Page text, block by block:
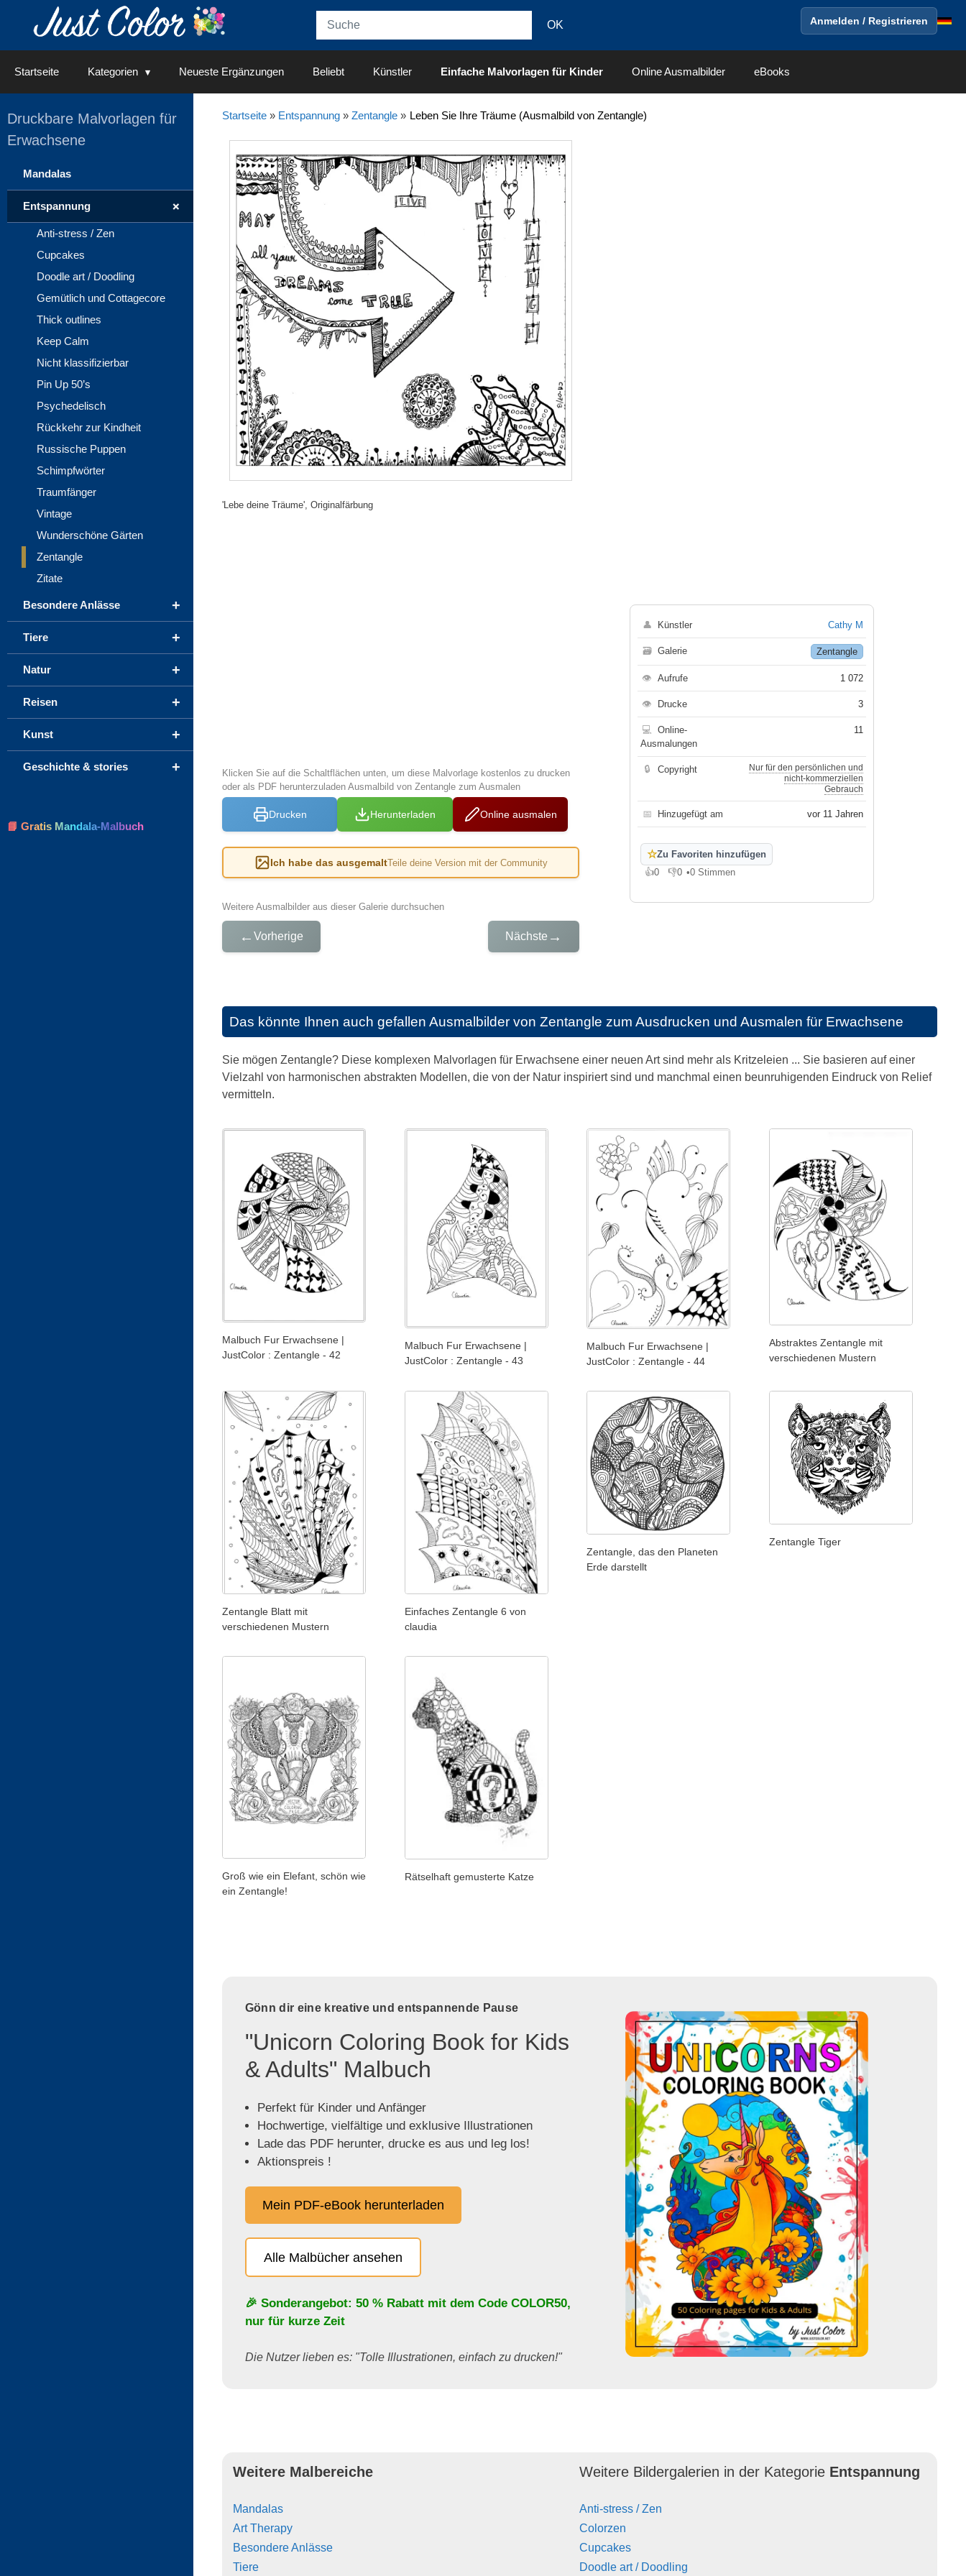
Anmelden / Registrieren
Startseite Kategorien Neueste Ergänzungen Beliebt Künstler Einfache Malvorlagen für Kinder Online Ausmalbilder eBooks
Startseite» Entspannung» Zentangle» Leben Sie Ihre Träume (Ausmalbild von Zentangle)
'Lebe deine Träume', Originalfärbung
Klicken Sie auf die Schaltflächen unten, um diese Malvorlage kostenlos zu drucken
oder als PDF herunterzuladen Ausmalbild von Zentangle zum Ausmalen
Drucken Herunterladen Online ausmalen
Ich habe das ausgemaltTeile deine Version mit der Community
Weitere Ausmalbilder aus dieser Galerie durchsuchen
← Vorherige Nächste →
👤 Künstler Cathy M
🗃 Galerie Zentangle
👁 Aufrufe 1 072
👁 Drucke 3
💻
Online-
Ausmalungen
11
🔒 Copyright
Nur für den persönlichen und
nicht-kommerziellen
Gebrauch
📅 Hinzugefügt am vor 11 Jahren
☆Zu Favoriten hinzufügen
👍0
Gefällt mir
👎0
Gefällt mir nicht
•0 Stimmen
Das könnte Ihnen auch gefallen Ausmalbilder von Zentangle zum Ausdrucken und Ausmalen für Erwachsene
Sie mögen Zentangle? Diese komplexen Malvorlagen für Erwachsene einer neuen Art sind mehr als Kritzeleien ... Sie basieren auf einer
Vielzahl von harmonischen abstrakten Modellen, die von der Natur inspiriert sind und manchmal einen beunruhigenden Eindruck von Relief
vermitteln.
Malbuch Fur Erwachsene |
JustColor : Zentangle - 42
Malbuch Fur Erwachsene |
JustColor : Zentangle - 43
Malbuch Fur Erwachsene |
JustColor : Zentangle - 44
Abstraktes Zentangle mit
verschiedenen Mustern
Zentangle Blatt mit
verschiedenen Mustern
Einfaches Zentangle 6 von
claudia
Zentangle, das den Planeten
Erde darstellt
Zentangle Tiger
Groß wie ein Elefant, schön wie
ein Zentangle!
Rätselhaft gemusterte Katze
Gönn dir eine kreative und entspannende Pause
"Unicorn Coloring Book for Kids
& Adults" Malbuch
Perfekt für Kinder und Anfänger
Hochwertige, vielfältige und exklusive Illustrationen
Lade das PDF herunter, drucke es aus und leg los!
Aktionspreis !
Mein PDF-eBook herunterladen
Alle Malbücher ansehen
🎉 Sonderangebot: 50 % Rabatt mit dem Code COLOR50,
nur für kurze Zeit
Die Nutzer lieben es: "Tolle Illustrationen, einfach zu drucken!"
Weitere Malbereiche
Mandalas
Art Therapy
Besondere Anlässe
Tiere
Weitere Bildergalerien in der Kategorie Entspannung
Anti-stress / Zen
Colorzen
Cupcakes
Doodle art / Doodling
Druckbare Malvorlagen für
Erwachsene
Mandalas
+
Entspannung
Anti-stress / Zen
Cupcakes
Doodle art / Doodling
Gemütlich und Cottagecore
Thick outlines
Keep Calm
Nicht klassifizierbar
Pin Up 50’s
Psychedelisch
Rückkehr zur Kindheit
Russische Puppen
Schimpfwörter
Traumfänger
Vintage
Wunderschöne Gärten
Zentangle
Zitate
+
Besondere Anlässe
+
Tiere
+
Natur
+
Reisen
+
Kunst
+
Geschichte & stories
📘 Gratis Mandala-Malbuch